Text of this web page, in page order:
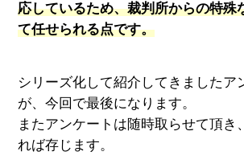
応しているため、裁判所からの特殊
て任せられる点です。
シリーズ化して紹介してきましたア
が、今回で最後になります。
またアンケートは随時取らせて頂き
れば存じます。